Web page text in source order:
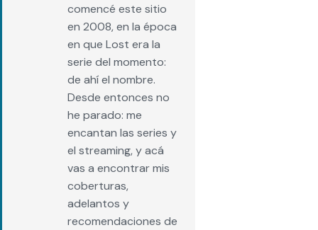
comencé este sitio
en 2008, en la época
en que Lost era la
serie del momento:
de ahí el nombre.
Desde entonces no
he parado: me
encantan las series y
el streaming, y acá
vas a encontrar mis
coberturas,
adelantos y
recomendaciones de